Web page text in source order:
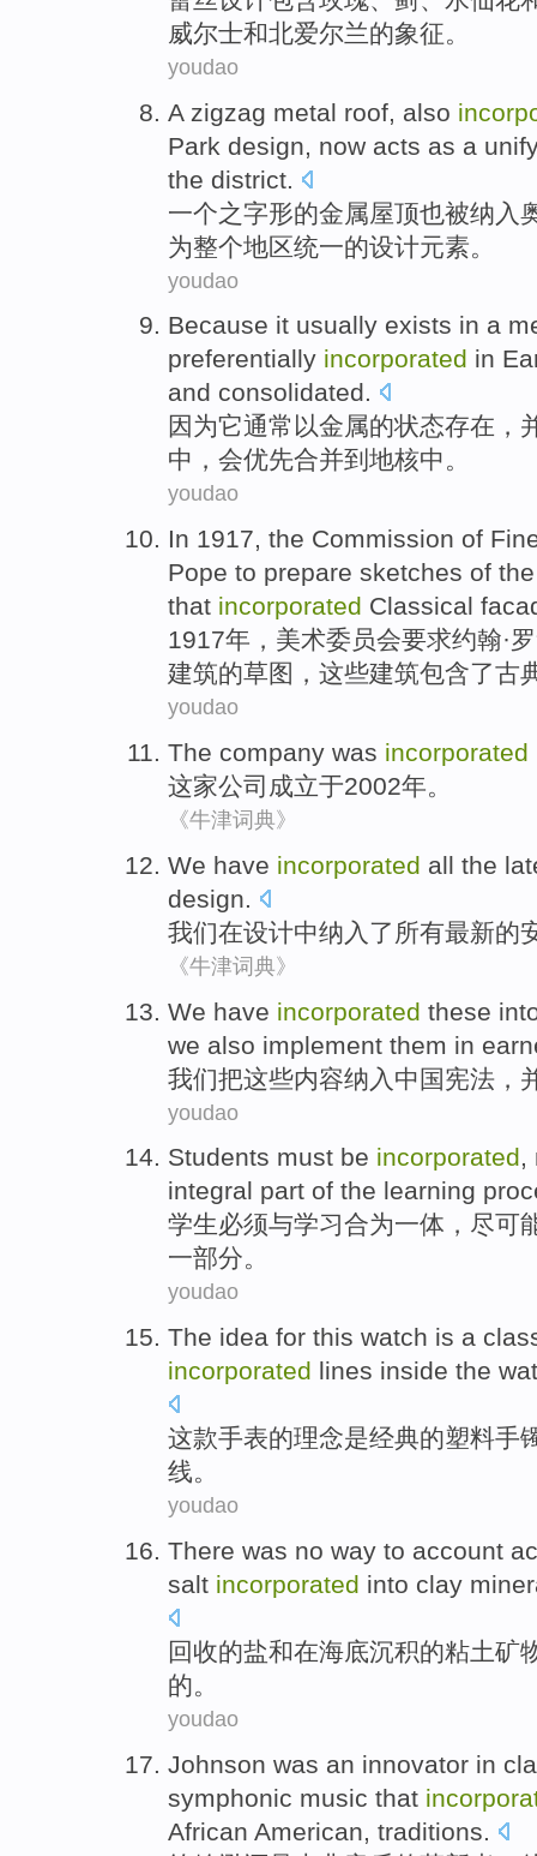
威尔士和北爱尔兰的象征。
youdao
A zigzag metal roof also
Park design now acts as a
the district
一个之字形的金属屋顶也被纳入
为整个地区统一的设计元素 。
youdao
Because it usually exists in a
preferentially incorporated in
and consolidated.
因为它通常 以金属的状态存在 ，
中 ，会优先合并到 地核中。
youdao
In 1917, the Commission of
Pope to prepare sketches of
that incorporated Classical
1917年， 美术委员会要求约翰·
建筑的草图 ， 这些建筑包含了古
youdao
The company was incorporated
这家公司成立于2002年。
《牛津词典》
We have incorporated all the
design.
我们在设计中纳入 了 所有最新的
《牛津词典》
We have incorporated these
we also implement them in
我们把这些内容纳入 中国宪法 ，
youdao
Students must be incorporated,
integral part of the learning
学生必须与学习合为一体 ， 尽可
一部分。
youdao
The idea for this watch is a
incorporated lines inside the
这款手表的理念是经典的塑料手
线。
youdao
There was no way to account
salt incorporated into clay
回收的盐和在海底沉积的粘土矿
的。
youdao
Johnson was an innovator in
symphonic music that
African American, traditions.